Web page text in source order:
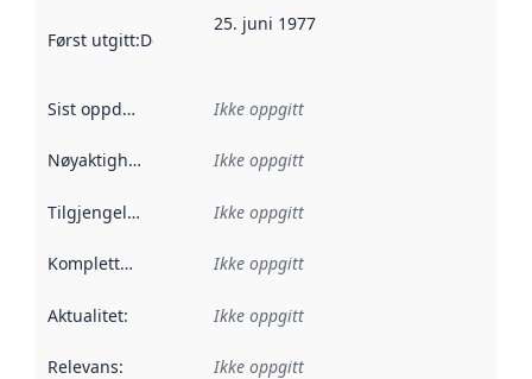
Først utgitt:Denne datoen sier når dataene i dette
25. juni 1977
Sist oppdatert Ikke oppgitt
Nøyaktighet Ikke oppgitt
Tilgjengelighet Ikke oppgitt
Kompletthet Ikke oppgitt
Aktualitet: Ikke oppgitt
Relevans: Ikke oppgitt